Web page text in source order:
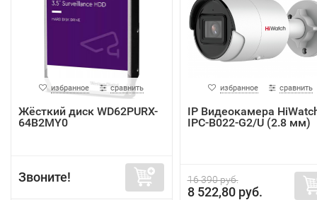
избранное сравнить
Жёсткий диск WD62PURX-
64B2MY0
Звоните!
избранное сравнить
IP Видеокамера
IPC-B022-G2/U (2.8 мм)
16 390 руб.
8 522,80 руб.